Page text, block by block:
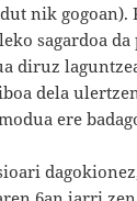
nik gogoan).
sagardoa
diruz
dela
ere